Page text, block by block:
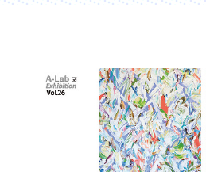
芸術研究科
デザイン研究科
マンガ研究科
人文学研究科